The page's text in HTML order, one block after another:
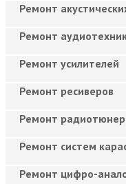
Ремонт
Ремонт
Ремонт усилителей
Ремонт ресиверов
Ремонт
Ремонт систем
Ремонт цифро-